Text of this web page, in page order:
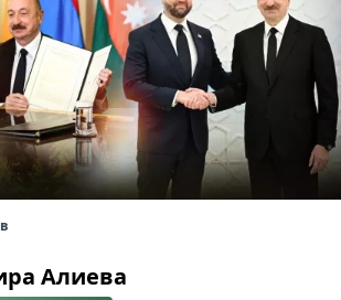
Алиева